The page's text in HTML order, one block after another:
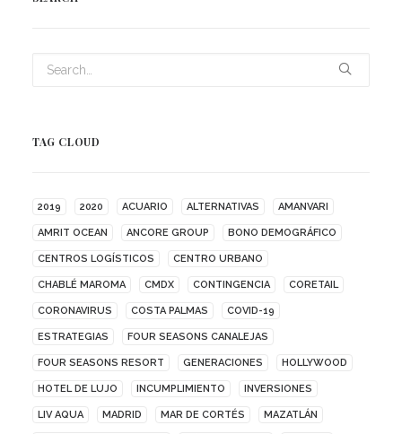
TAG CLOUD
2019 2020 ACUARIO ALTERNATIVAS AMANVARI
AMRIT OCEAN ANCORE GROUP BONO DEMOGRÁFICO
CENTROS LOGÍSTICOS CENTRO URBANO
CHABLÉ MAROMA CMDX CONTINGENCIA CORETAIL
CORONAVIRUS COSTA PALMAS COVID-19
ESTRATEGIAS FOUR SEASONS CANALEJAS
FOUR SEASONS RESORT GENERACIONES HOLLYWOOD
HOTEL DE LUJO INCUMPLIMIENTO INVERSIONES
LIV AQUA MADRID MAR DE CORTÉS MAZATLÁN